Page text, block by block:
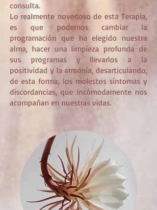
consulta.
Lo realmente novedoso de esta Terapia,
es que podemos cambiar la
programación que ha elegido nuestra
alma, hacer una limpieza profunda de
sus programas y llevarlos a la
positividad y la armonía, desarticulando,
de esta forma, los molestos síntomas y
discordancias, que incómodamente nos
acompañan en nuestras vidas.